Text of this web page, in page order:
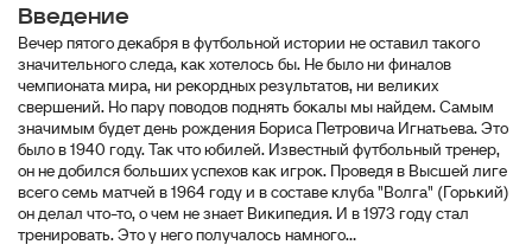
Введение
Вечер пятого декабря в футбольной истории не оставил такого
значительного следа, как хотелось бы. Не было ни финалов
чемпионата мира, ни рекордных результатов, ни великих
свершений. Но пару поводов поднять бокалы мы найдем. Самым
значимым будет день рождения Бориса Петровича Игнатьева. Это
было в 1940 году. Так что юбилей. Известный футбольный тренер,
он не добился больших успехов как игрок. Проведя в Высшей лиге
всего семь матчей в 1964 году и в составе клуба "Волга" (Горький)
он делал что-то, о чем не знает Википедия. И в 1973 году стал
тренировать. Это у него получалось намного...